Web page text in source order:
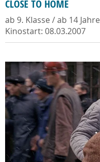
CLOSE TO HOME
ab 9. Klasse / ab 14 Jahre
Kinostart: 08.03.2007